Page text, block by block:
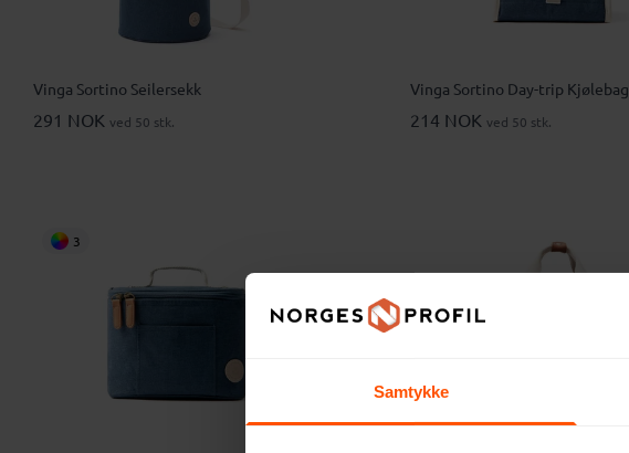
Samtykke
Vinga Sortino Seilersekk
291 NOK ved 50 stk.
Vinga Sortino Day-trip Kjølebag
214 NOK ved 50 stk.
3